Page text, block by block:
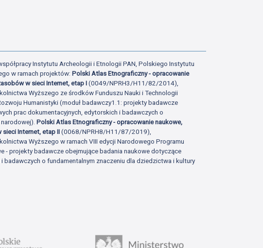
Instytutu Archeologii i Etnologii PAN, Polskiego Instytutu
w ramach projektów:Polski Atlas Etnograficzny - opracowanie
w sieci Internet, etap I(0049/NPRH3/H11/82/2014),
Wyższego ze środków Funduszu Nauki i Technologii
Humanistyki (moduł badawczy1.1: projekty badawcze
prac dokumentacyjnych, edytorskich i badawczych o
narodowej).Polski Atlas Etnograficzny - opracowanie naukowe,
Internet, etap II(0068/NPRH8/H11/87/2019),
Wyższego w ramach VIII edycji Narodowego Programu
- projekty badawcze obejmujące badania naukowe dotyczące
badawczych o fundamentalnym znaczeniu dla dziedzictwa i kultury